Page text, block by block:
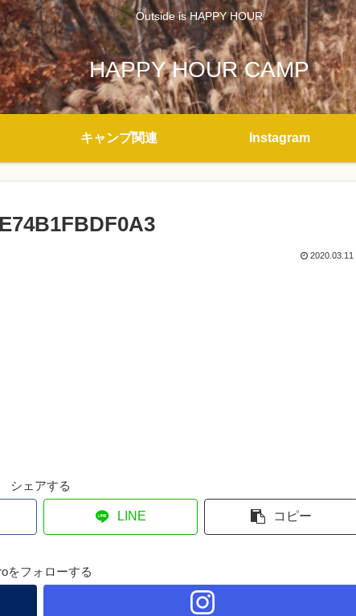
Outside is HAPPY HOUR
HAPPY HOUR CAMP
キャンプ関連 Instagram
2020.03.11
シェアする
LINE コピー
をフォローする